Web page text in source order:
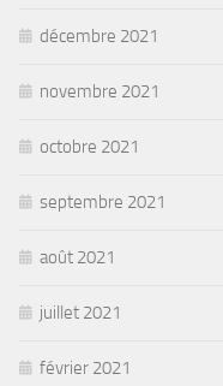
décembre 2021
novembre 2021
octobre 2021
septembre 2021
août 2021
juillet 2021
février 2021